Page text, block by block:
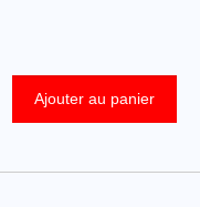
Ajouter au panier